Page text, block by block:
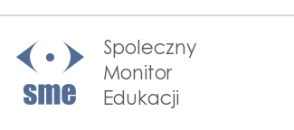
Społeczny Monitor
Edukacji